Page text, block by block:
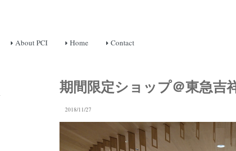
About PCI Home Contact
期間限定ショップ＠東急吉
2018/11/27